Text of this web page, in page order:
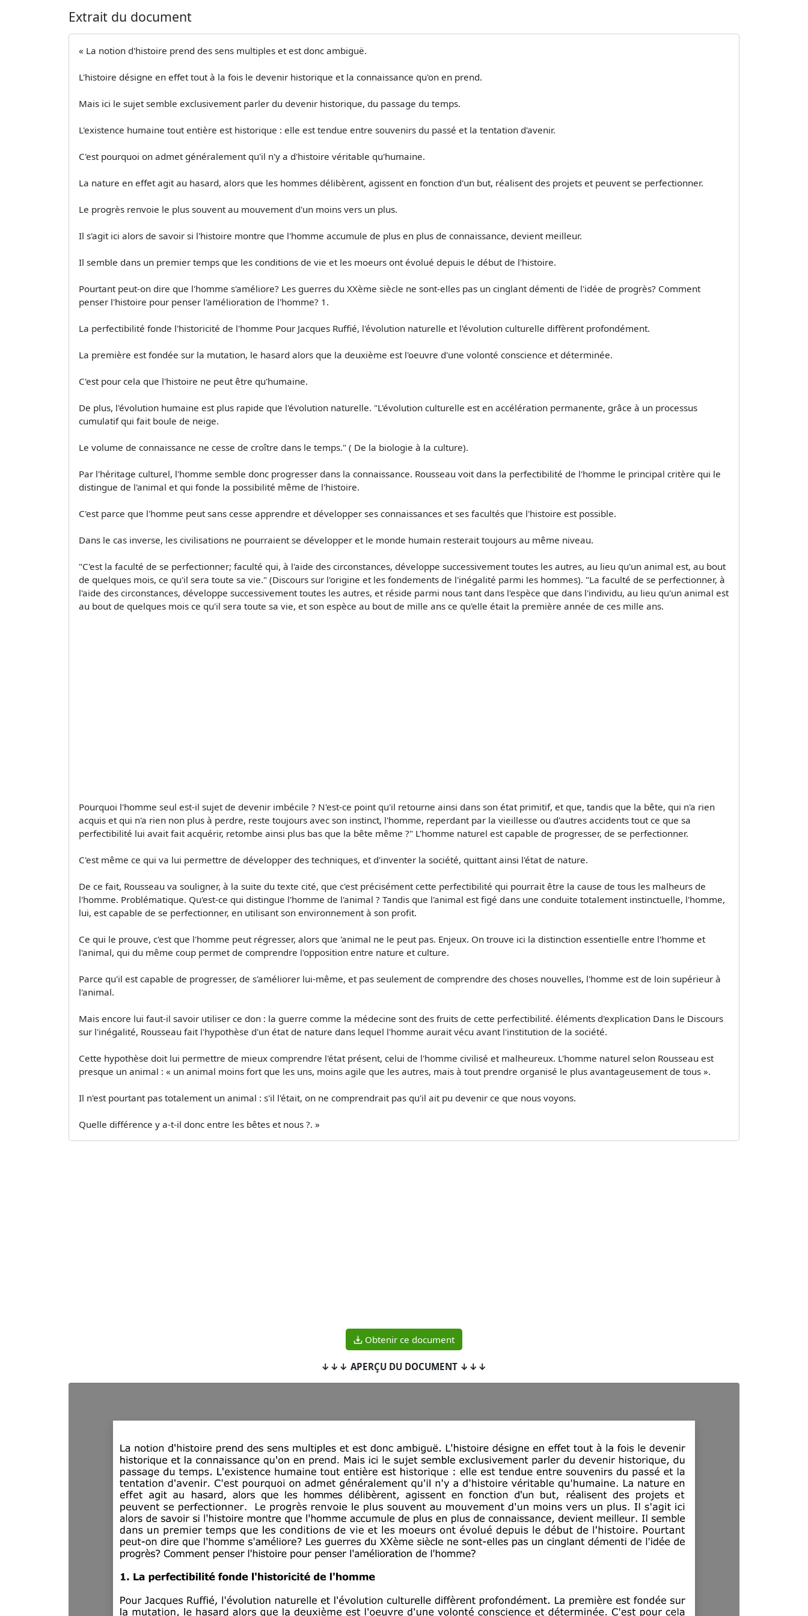
Extrait du document
« La notion d'histoire prend des sens multiples et est donc ambiguë.
L'histoire désigne en effet tout à la fois le devenir historique et la connaissance qu'on en prend.
Mais ici le sujet semble exclusivement parler du devenir historique, du passage du temps.
L'existence humaine tout entière est historique : elle est tendue entre souvenirs du passé et la tentation d'avenir.
C'est pourquoi on admet généralement qu'il n'y a d'histoire véritable qu'humaine.
La nature en effet agit au hasard, alors que les hommes délibèrent, agissent en fonction d'un but, réalisent des projets et peuvent se perfectionner.
Le progrès renvoie le plus souvent au mouvement d'un moins vers un plus.
Il s'agit ici alors de savoir si l'histoire montre que l'homme accumule de plus en plus de connaissance, devient meilleur.
Il semble dans un premier temps que les conditions de vie et les moeurs ont évolué depuis le début de l'histoire.
Pourtant peut-on dire que l'homme s'améliore? Les guerres du XXème siècle ne sont-elles pas un cinglant démenti de l'idée de progrès? Comment
penser l'histoire pour penser l'amélioration de l'homme? 1.
La perfectibilité fonde l'historicité de l'homme Pour Jacques Ruffié, l'évolution naturelle et l'évolution culturelle diffèrent profondément.
La première est fondée sur la mutation, le hasard alors que la deuxième est l'oeuvre d'une volonté conscience et déterminée.
C'est pour cela que l'histoire ne peut être qu'humaine.
De plus, l'évolution humaine est plus rapide que l'évolution naturelle. "L'évolution culturelle est en accélération permanente, grâce à un processus
cumulatif qui fait boule de neige.
Le volume de connaissance ne cesse de croître dans le temps." ( De la biologie à la culture).
Par l'héritage culturel, l'homme semble donc progresser dans la connaissance. Rousseau voit dans la perfectibilité de l'homme le principal critère qui le
distingue de l'animal et qui fonde la possibilité même de l'histoire.
C'est parce que l'homme peut sans cesse apprendre et développer ses connaissances et ses facultés que l'histoire est possible.
Dans le cas inverse, les civilisations ne pourraient se développer et le monde humain resterait toujours au même niveau.
"C'est la faculté de se perfectionner; faculté qui, à l'aide des circonstances, développe successivement toutes les autres, au lieu qu'un animal est, au bout
de quelques mois, ce qu'il sera toute sa vie." (Discours sur l'origine et les fondements de l'inégalité parmi les hommes). "La faculté de se perfectionner, à
l'aide des circonstances, développe successivement toutes les autres, et réside parmi nous tant dans l'espèce que dans l'individu, au lieu qu'un animal est
au bout de quelques mois ce qu'il sera toute sa vie, et son espèce au bout de mille ans ce qu'elle était la première année de ces mille ans.
Pourquoi l'homme seul est-il sujet de devenir imbécile ? N'est-ce point qu'il retourne ainsi dans son état primitif, et que, tandis que la bête, qui n'a rien
acquis et qui n'a rien non plus à perdre, reste toujours avec son instinct, l'homme, reperdant par la vieillesse ou d'autres accidents tout ce que sa
perfectibilité lui avait fait acquérir, retombe ainsi plus bas que la bête même ?" L'homme naturel est capable de progresser, de se perfectionner.
C'est même ce qui va lui permettre de développer des techniques, et d'inventer la société, quittant ainsi l'état de nature.
De ce fait, Rousseau va souligner, à la suite du texte cité, que c'est précisément cette perfectibilité qui pourrait être la cause de tous les malheurs de
l'homme. Problématique. Qu'est-ce qui distingue l'homme de l'animal ? Tandis que l'animal est figé dans une conduite totalement instinctuelle, l'homme,
lui, est capable de se perfectionner, en utilisant son environnement à son profit.
Ce qui le prouve, c'est que l'homme peut régresser, alors que 'animal ne le peut pas. Enjeux. On trouve ici la distinction essentielle entre l'homme et
l'animal, qui du même coup permet de comprendre l'opposition entre nature et culture.
Parce qu'il est capable de progresser, de s'améliorer lui-même, et pas seulement de comprendre des choses nouvelles, l'homme est de loin supérieur à
l'animal.
Mais encore lui faut-il savoir utiliser ce don : la guerre comme la médecine sont des fruits de cette perfectibilité. éléments d'explication Dans le Discours
sur l'inégalité, Rousseau fait l'hypothèse d'un état de nature dans lequel l'homme aurait vécu avant l'institution de la société.
Cette hypothèse doit lui permettre de mieux comprendre l'état présent, celui de l'homme civilisé et malheureux. L'homme naturel selon Rousseau est
presque un animal : « un animal moins fort que les uns, moins agile que les autres, mais à tout prendre organisé le plus avantageusement de tous ».
Il n'est pourtant pas totalement un animal : s'il l'était, on ne comprendrait pas qu'il ait pu devenir ce que nous voyons.
Quelle différence y a-t-il donc entre les bêtes et nous ?. »
Obtenir ce document
↓↓↓ APERÇU DU DOCUMENT ↓↓↓